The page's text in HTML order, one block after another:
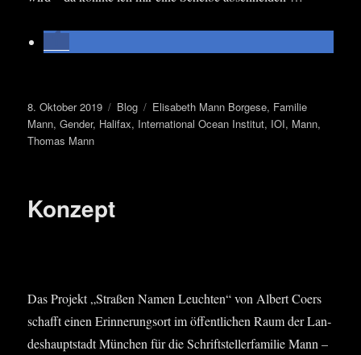
Veröffentlicht
am
8. Oktober 2019 Kategorien
Blog Schlagwörter
Elisabeth Mann Borgese, Familie
Mann,Gender, Halifax, International Ocean Institut, IOI, Mann,
Thomas Mann
Konzept
Das Pro­jekt „Stra­ßen Namen Leuch­ten“ von Albert Coers
schafft ­einen Erin­ne­rungs­ort im öffent­li­chen Raum der Lan­
des­haupt­stadt Mün­chen für die Schrift­stel­ler­fa­mi­lie Mann –